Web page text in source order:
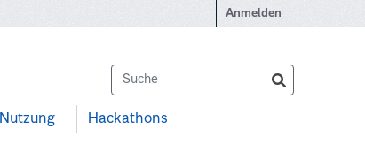
Anmelden
Nutzung Hackathons